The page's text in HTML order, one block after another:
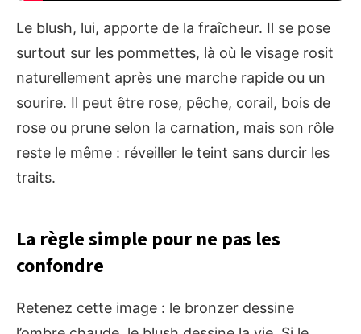
Le blush, lui, apporte de la fraîcheur. Il se pose
surtout sur les pommettes, là où le visage rosit
naturellement après une marche rapide ou un
sourire. Il peut être rose, pêche, corail, bois de
rose ou prune selon la carnation, mais son rôle
reste le même : réveiller le teint sans durcir les
traits.
La règle simple pour ne pas les
confondre
Retenez cette image : le bronzer dessine